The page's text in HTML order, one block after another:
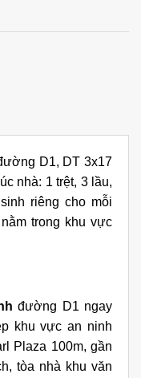
D1, DT 3x17
nhà: 1 trệt, 3 lầu,
riêng cho mỗi
trong khu vực
đường D1 ngay
khu vực an ninh
Plaza 100m, gần
tòa nhà khu văn